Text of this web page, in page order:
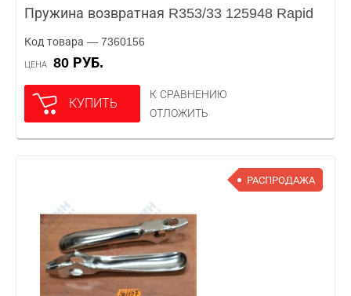
Пружина возвратная R353/33 125948 Rapid
Код товара — 7360156
ЦЕНА 80 РУБ.
КУПИТЬ
К СРАВНЕНИЮ
ОТЛОЖИТЬ
РАСПРОДАЖА